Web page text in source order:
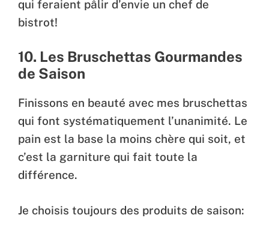
qui feraient pâlir d’envie un chef de
bistrot!
10. Les Bruschettas Gourmandes
de Saison
Finissons en beauté avec mes bruschettas
qui font systématiquement l’unanimité. Le
pain est la base la moins chère qui soit, et
c’est la garniture qui fait toute la
différence.
Je choisis toujours des produits de saison: